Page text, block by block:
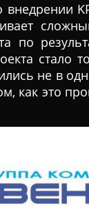
по
не в
как это